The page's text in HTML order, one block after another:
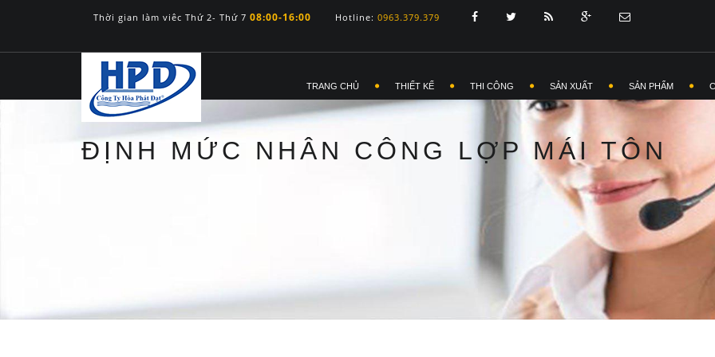
Thời gian làm viêc Thứ 2- Thứ 7 08:00-16:00 Hotline: 0963.379.379
TRANG CHỦ THIẾT KẾ THI CÔNG SẢN XUẤT SẢN PHẨM
ĐỊNH MỨC NHÂN CÔNG LỢP MÁI TÔN